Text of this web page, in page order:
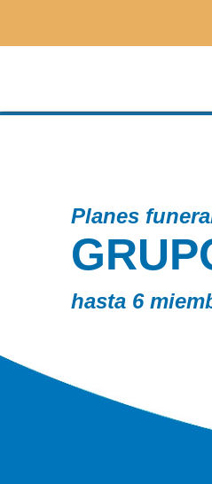
Planes funerarios
GRUPO
hasta 6 miembros